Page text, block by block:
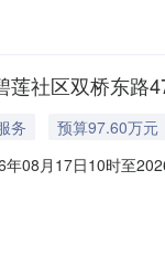
社区双桥东路
务
预算97.60万元
08月17日10时至
永嘉县不动产权第